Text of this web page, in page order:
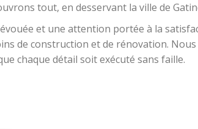
tout, en desservant la ville de
et une attention portée à la
de construction et de rénovation.
chaque détail soit exécuté sans faille.